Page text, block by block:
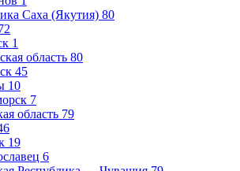
Саха (Якутия) 80
1
область 80
45
10
7
область 79
19
6